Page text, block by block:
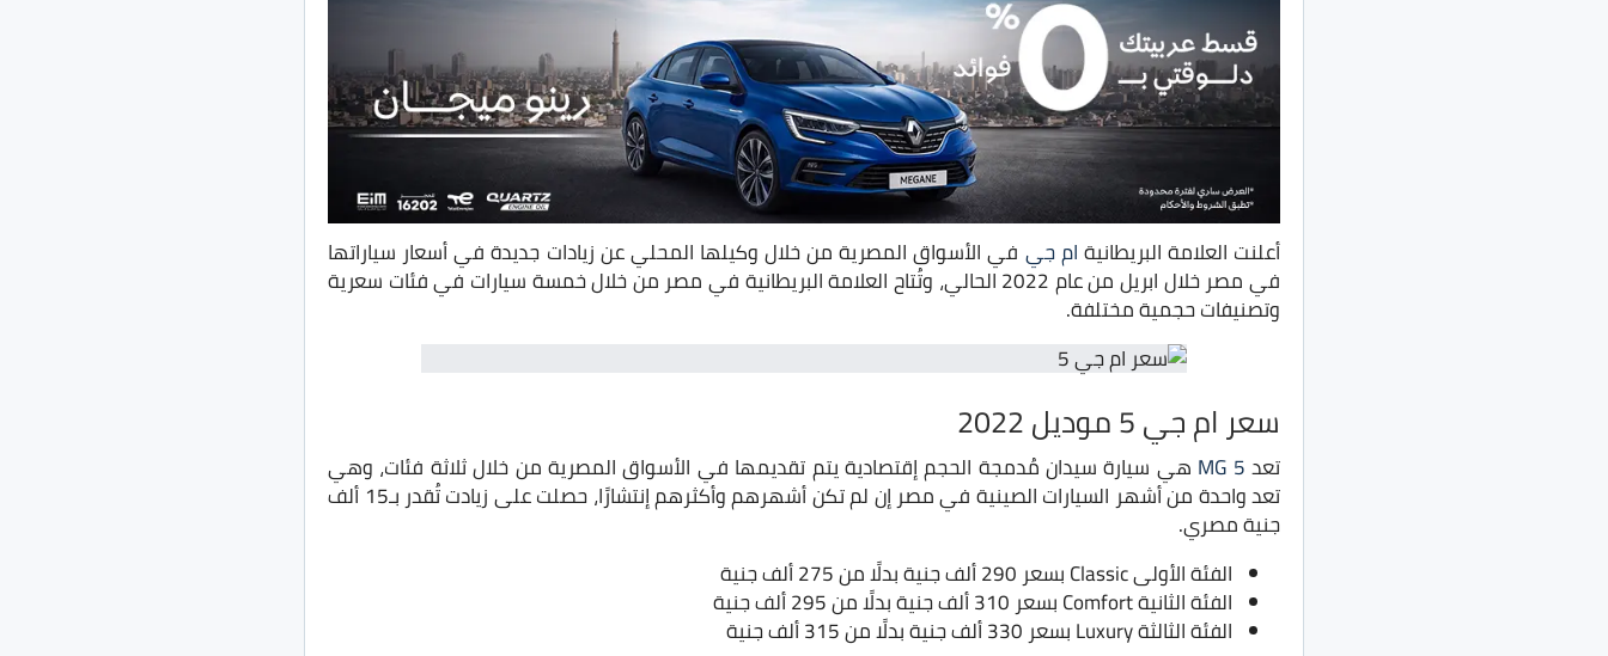
أعلنت العلامة البريطانيةام جي في الأسواق المصرية من خلال وكيلها المحلي عن زيادات جديدة في أسعار سياراتها
في مصر خلال ابريل من عام 2022 الحالي، وتُتاح العلامة البريطانية في مصر من خلال خمسة سيارات في فئات سعرية
وتصنيفات حجمية مختلفة.
سعر ام جي 5 موديل 2022
تعدMG 5 هي سيارة سيدان مُدمجة الحجم إقتصادية يتم تقديمها في الأسواق المصرية من خلال ثلاثة فئات، وهي
تعد واحدة من أشهر السيارات الصينية في مصر إن لم تكن أشهرهم وأكثرهم إنتشارًا، حصلت على زيادت تُقدر بـ15 ألف
جنية مصري.
الفئة الأولى Classic بسعر 290 ألف جنية بدلًا من 275 ألف جنية
الفئة الثانية Comfort بسعر 310 ألف جنية بدلًا من 295 ألف جنية
الفئة الثالثة Luxury بسعر 330 ألف جنية بدلًا من 315 ألف جنية